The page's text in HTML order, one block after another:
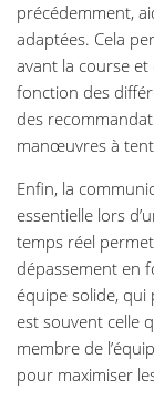
précédemment,
adaptées. Cela
avant la course
fonction des
des
manœuvres à
Enfin, la
essentielle lors
temps réel
dépassement en
équipe solide, qui
est souvent celle
membre de
pour maximiser